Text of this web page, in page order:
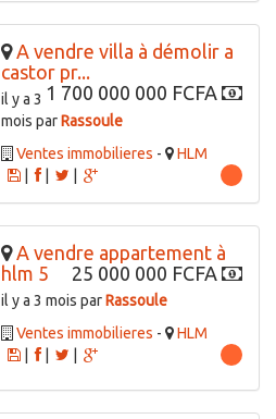
A vendre villa à démolir a
castor pr...
1 700 000 000 FCFA
il y a 3
mois parRassoule
Ventes immobilieres -
HLM
|
A vendre appartement à
hlm 5
25 000 000 FCFA
il y a 3 mois parRassoule
Ventes immobilieres -
HLM
|